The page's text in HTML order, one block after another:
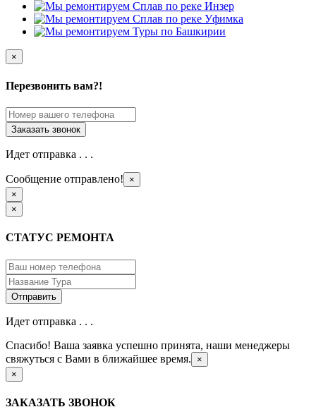
×
Перезвонить вам?!
Идет отправка . . .
Сообщение отправлено!
×
×
×
СТАТУС РЕМОНТА
Идет отправка . . .
Спасибо! Ваша заявка успешно принята, наши менеджеры
свяжуться с Вами в ближайшее время.
×
×
ЗАКАЗАТЬ ЗВОНОК